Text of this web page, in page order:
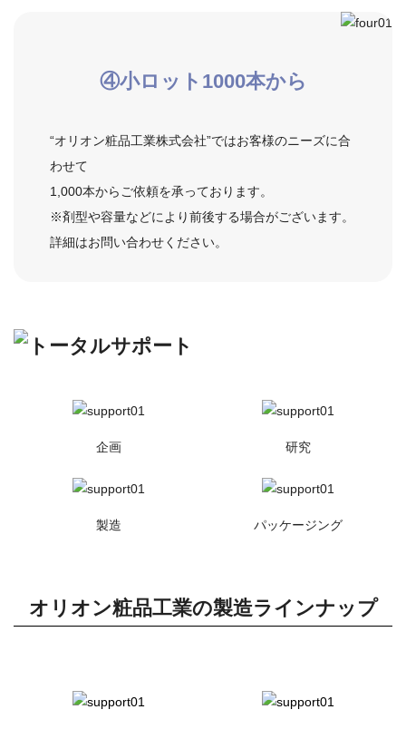
④小ロット 1000本から
“オリオン粧品工業株式会社”ではお客様のニーズに合
わせて
1,000本からご依頼を承っております。
※剤型や容量などにより前後する場合がございます。
詳細はお問い合わせください。
企画 研究
製造 パッケージング
オリオン粧品工業の製造ラインナップ